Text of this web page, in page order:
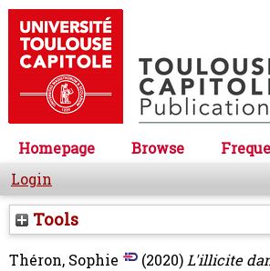
Homepage Browse
Login
Tools
Théron, Sophie (2020)L'illicite